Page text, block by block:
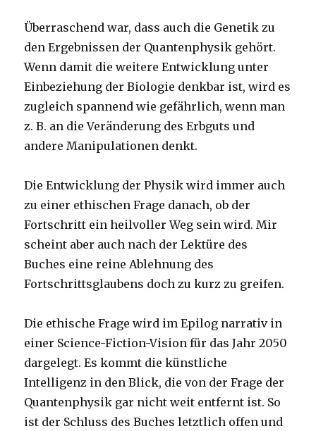
Überraschend war, dass auch die Genetik zu
den Ergebnissen der Quantenphysik gehört.
Wenn damit die weitere Entwicklung unter
Einbeziehung der Biologie denkbar ist, wird es
zugleich spannend wie gefährlich, wenn man
z. B. an die Veränderung des Erbguts und
andere Manipulationen denkt.
Die Entwicklung der Physik wird immer auch
zu einer ethischen Frage danach, ob der
Fortschritt ein heilvoller Weg sein wird. Mir
scheint aber auch nach der Lektüre des
Buches eine reine Ablehnung des
Fortschrittsglaubens doch zu kurz zu greifen.
Die ethische Frage wird im Epilog narrativ in
einer Science-Fiction-Vision für das Jahr 2050
dargelegt. Es kommt die künstliche
Intelligenz in den Blick, die von der Frage der
Quantenphysik gar nicht weit entfernt ist. So
ist der Schluss des Buches letztlich offen und